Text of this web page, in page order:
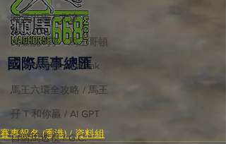
國際​馬事總匯
師兄出馬 / 尤達
戈登說馬事 / 馬王哥頓
三 T 大茶飯 / LakLak
馬王六環全攻略 / 馬王
孖 T 和你贏 / AI GPT
自購馬透視 / G.C.
賽事報名 (香港) / 資料組